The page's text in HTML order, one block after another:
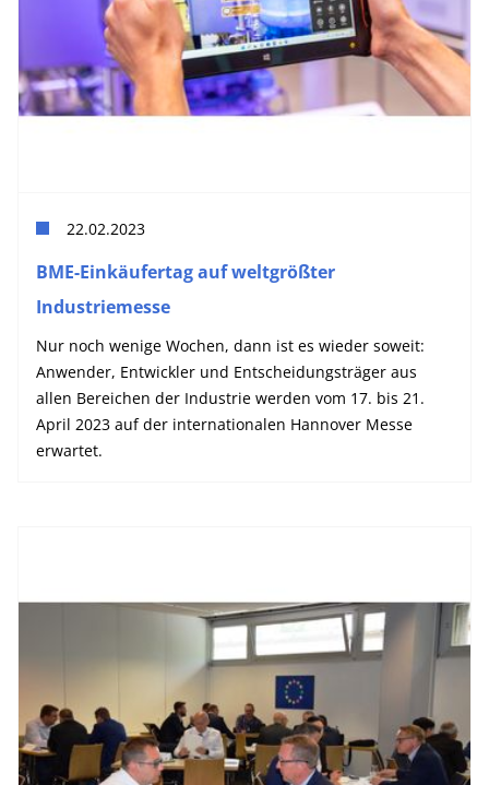
22.02.2023
BME-Einkäufertag auf weltgrößter
Industriemesse
Nur noch wenige Wochen, dann ist es wieder soweit:
Anwender, Entwickler und Entscheidungsträger aus
allen Bereichen der Industrie werden vom 17. bis 21.
April 2023 auf der internationalen Hannover Messe
erwartet.